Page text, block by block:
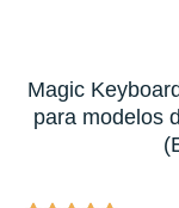
Magic
para modelos